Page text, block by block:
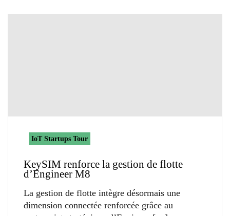
IoT Startups Tour
KeySIM renforce la gestion de flotte
d’Engineer M8
La gestion de flotte intègre désormais une
dimension connectée renforcée grâce au